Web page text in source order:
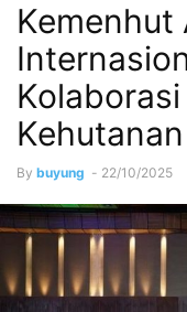
Kemenhut
By buyung - 22/10/2025